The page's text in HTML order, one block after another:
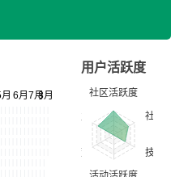
用户活跃度